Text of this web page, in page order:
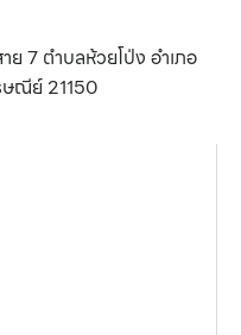
ย 7 ตำบลห้วยโป่ง อำเภอ
ษณีย์ 21150